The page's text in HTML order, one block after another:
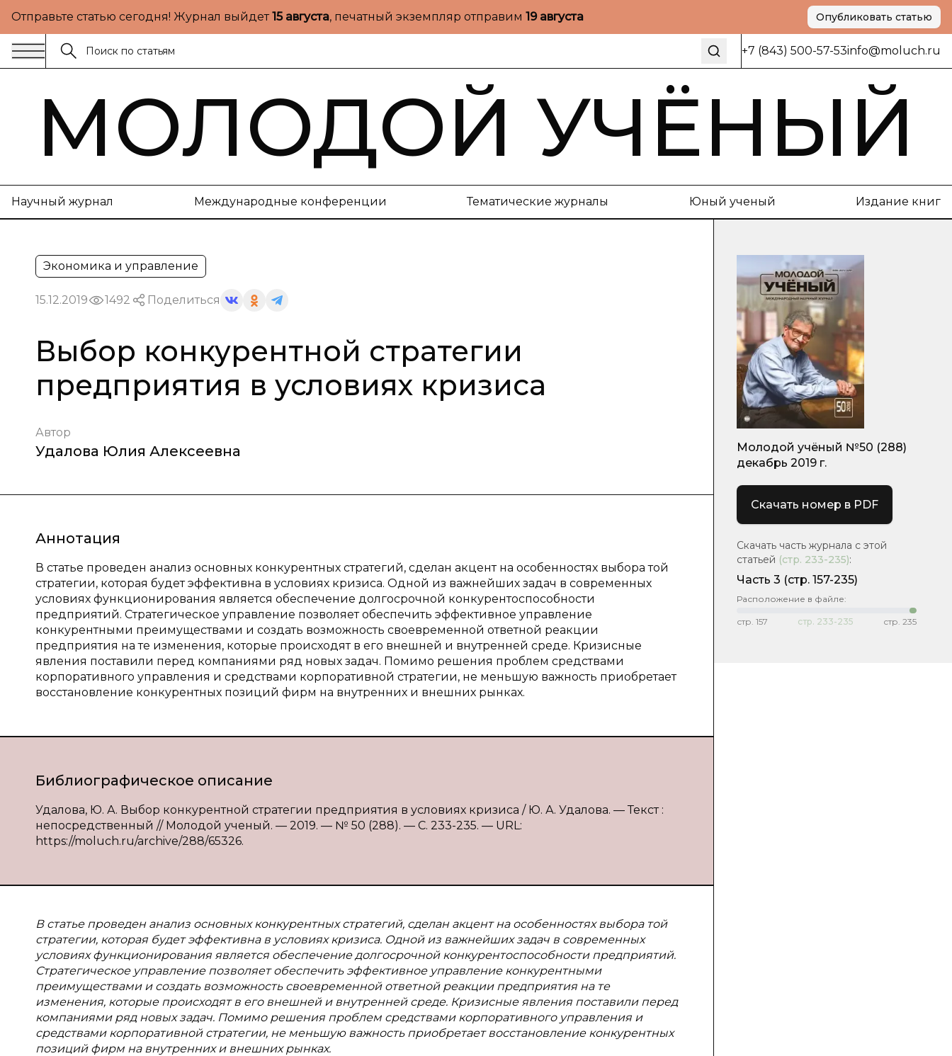
Отправьте статью сегодня! Журнал выйдет15 августа, печатный экземпляр отправим 19 августа Опубликовать статью
+7 (843) 500-57-53info@moluch.ru
МОЛОДОЙ УЧЁНЫЙ
Научный журнал Международные конференции Тематические журналы Юный ученый Издание книг
Экономика и управление
15.12.2019 1492 Поделиться
Выбор конкурентной стратегии
предприятия в условиях кризиса
Автор
Удалова Юлия Алексеевна
Аннотация
В статье проведен анализ основных конкурентных стратегий, сделан акцент на особенностях выбора той
стратегии, которая будет эффективна в условиях кризиса. Одной из важнейших задач в современных
условиях функционирования является обеспечение долгосрочной конкурентоспособности
предприятий. Стратегическое управление позволяет обеспечить эффективное управление
конкурентными преимуществами и создать возможность своевременной ответной реакции
предприятия на те изменения, которые происходят в его внешней и внутренней среде. Кризисные
явления поставили перед компаниями ряд новых задач. Помимо решения проблем средствами
корпоративного управления и средствами корпоративной стратегии, не меньшую важность приобретает
восстановление конкурентных позиций фирм на внутренних и внешних рынках.
Библиографическое описание
Удалова, Ю. А. Выбор конкурентной стратегии предприятия в условиях кризиса / Ю. А. Удалова. — Текст :
непосредственный // Молодой ученый. — 2019. — № 50 (288). — С. 233-235. — URL:
https://moluch.ru/archive/288/65326.
В статье проведен анализ основных конкурентных стратегий, сделан акцент на особенностях выбора той
стратегии, которая будет эффективна в условиях кризиса. Одной из важнейших задач в современных
условиях функционирования является обеспечение долгосрочной конкурентоспособности предприятий.
Стратегическое управление позволяет обеспечить эффективное управление конкурентными
преимуществами и создать возможность своевременной ответной реакции предприятия на те
изменения, которые происходят в его внешней и внутренней среде. Кризисные явления поставили перед
компаниями ряд новых задач. Помимо решения проблем средствами корпоративного управления и
средствами корпоративной стратегии, не меньшую важность приобретает восстановление конкурентных
позиций фирм на внутренних и внешних рынках.
Молодой учёный №50 (288)
декабрь 2019 г.
Скачать номер в PDF
Скачать часть журнала с этой
статьей (стр. 233-235):
Часть 3 (стр. 157-235)
Расположение в файле:
стр. 157 стр. 233-235 стр. 235